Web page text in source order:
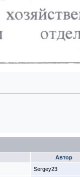
Автор
Sergey23